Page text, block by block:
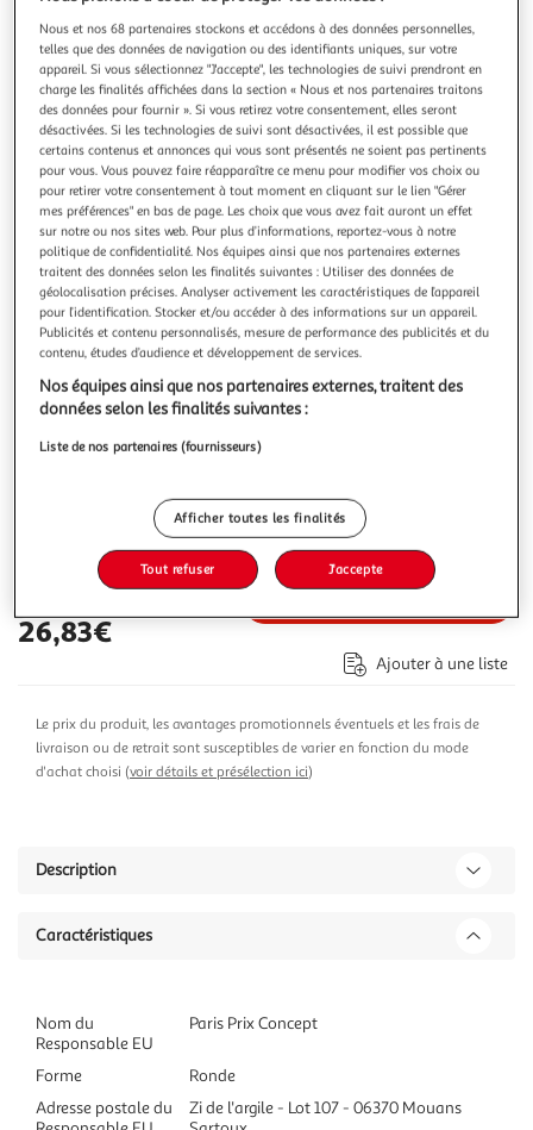
précédente
suivante
Nouveauté
DOUCEUR D'INTÉRIEUR
Nappe ronde imprimé solea 180cm blanc
Informations Techniques : Dimensions : D. 180 cm Matière :
100% Polyester Spécificités : Pratique & Utile Nappe de
table Imprimé feuille Finition biais Forme ronde Pour 8 à 10
couverts Infroissable & Antitache Facile d'entretien Poids :
0,37 kg Couleur : Blanc
En savoir +
Vendu parASD
Livraison dès 1/2 semaines
Livraison offerte
Plus d'options
Vendu parASD
Livraison dès 5/6 jours
Plus d'options
Vendu parMultishop
26,83€
Ajouter à une liste
Le prix du produit, les avantages promotionnels éventuels et les frais de
livraison ou de retrait sont susceptibles de varier en fonction du mode
d'achat choisi (voir détails et présélection ici)
Description
Caractéristiques
Nom du
Responsable EU
Paris Prix Concept
Forme
Ronde
Adresse postale du
Zi de l'argile - Lot 107 - 06370 Mouans
Nous et nos 68 partenaires stockons et accédons à des données personnelles,
telles que des données de navigation ou des identifiants uniques, sur votre
appareil. Si vous sélectionnez "J'accepte", les technologies de suivi prendront en
charge les finalités affichées dans la section « Nous et nos partenaires traitons
des données pour fournir ». Si vous retirez votre consentement, elles seront
désactivées. Si les technologies de suivi sont désactivées, il est possible que
certains contenus et annonces qui vous sont présentés ne soient pas pertinents
pour vous. Vous pouvez faire réapparaître ce menu pour modifier vos choix ou
pour retirer votre consentement à tout moment en cliquant sur le lien "Gérer
mes préférences" en bas de page. Les choix que vous avez fait auront un effet
sur notre ou nos sites web. Pour plus d’informations, reportez-vous à notre
politique de confidentialité. Nos équipes ainsi que nos partenaires externes
traitent des données selon les finalités suivantes : Utiliser des données de
géolocalisation précises. Analyser activement les caractéristiques de l’appareil
pour l’identification. Stocker et/ou accéder à des informations sur un appareil.
Publicités et contenu personnalisés, mesure de performance des publicités et du
contenu, études d’audience et développement de services.
Nos équipes ainsi que nos partenaires externes, traitent des
données selon les finalités suivantes :
Liste de nos partenaires (fournisseurs)
Afficher toutes les finalités
Tout refuser J'accepte